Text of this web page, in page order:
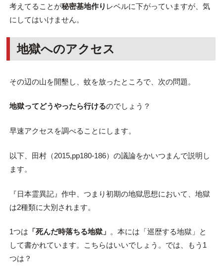
考えてることが秘密基地作り レベルに下がっていますが、気
にしてはいけません。
地獄へのアクセス
その辺の山を開墾し、蚊を放ったところで、次の問題。
地獄ってどうやったら行けるのでしょう？
早速アクセスを調べることにします。
以下、田村（2015,pp180-186）の議論をかいつまんで説明し
ます。
『日本霊異記』作中、つまり初期の地獄思想において、地獄
は2種類に大別されます。
1つは 「死んだ時落ちる地獄」 。本には「巡歴する地獄」と
して書かれています。こちらはいいでしょう。では、もう1
つは？